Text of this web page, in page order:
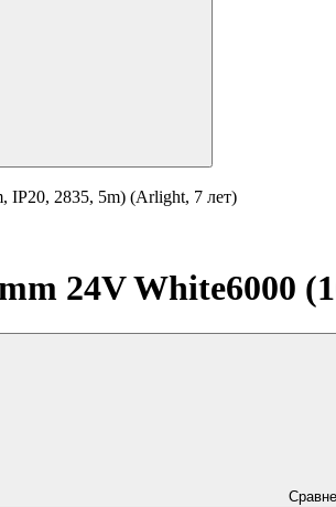
IP20, 2835, 5m) (Arlight, 7 лет)
24V White6000